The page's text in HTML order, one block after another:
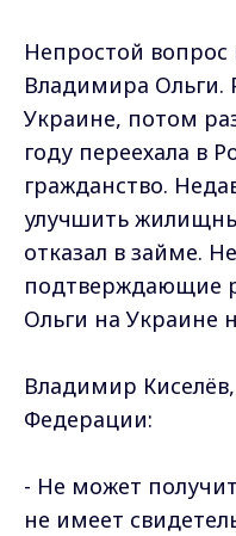
Непростой
Владимира Ольги.
Украине, потом
году переехала в
гражданство.
улучшить
отказал в займе.
подтверждающие
Ольги на Украине
Владимир
Федерации:
- Не может
не имеет